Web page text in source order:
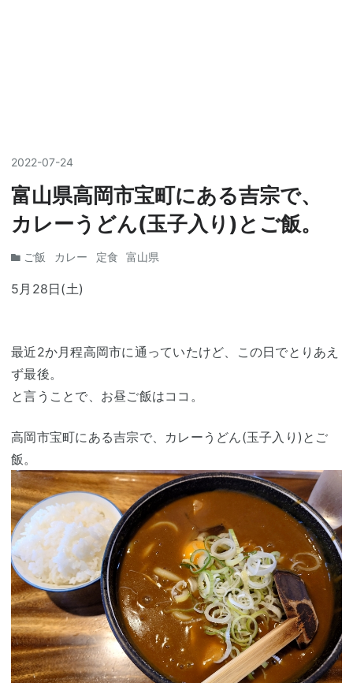
2022-07-24
富山県高岡市宝町にある吉宗で、
カレーうどん(玉子入り)とご飯。
ご飯 カレー 定食 富山県
5月28日(土)
最近2か月程高岡市に通っていたけど、この日でとりあえ
ず最後。
と言うことで、お昼ご飯はココ。
高岡市宝町にある吉宗で、カレーうどん(玉子入り)とご
飯。